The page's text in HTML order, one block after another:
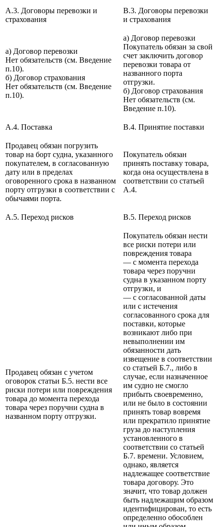
A.3. Договоры перевозки и
страхования
B.3. Договоры перевозки
и страхования
а) Договор перевозки
Нет обязательств (см. Введение
п.10).
б) Договор страхования
Нет обязательств (см. Введение
п.10).
а) Договор перевозки
Покупатель обязан за свой
счет заключить договор
перевозки товара от
названного порта
отгрузки.
б) Договор страхования
Нет обязательств (см.
Введение п.10).
A.4. Поставка B.4. Принятие поставки
Продавец обязан погрузить
товар на борт судна, указанного
покупателем, в согласованную
дату или в пределах
оговоренного срока в названном
порту отгрузки в соответствии с
обычаями порта.
Покупатель обязан
принять поставку товара,
когда она осуществлена в
соответствии со статьей
А.4.
A.5. Переход рисков B.5. Переход рисков
Продавец обязан с учетом
оговорок статьи Б.5. нести все
риски потери или повреждения
товара до момента перехода
товара через поручни судна в
названном порту отгрузки.
Покупатель обязан нести
все риски потери или
повреждения товара
— с момента перехода
товара через поручни
судна в указанном порту
отгрузки, и
— с согласованной даты
или с истечения
согласованного срока для
поставки, которые
возникают либо при
невыполнении им
обязанности дать
извещение в соответствии
со статьей Б.7., либо в
случае, если назначенное
им судно не смогло
прибыть своевременно,
или не было в состоянии
принять товар вовремя
или прекратило принятие
груза до наступления
установленного в
соответствии со статьей
Б.7. времени. Условием,
однако, является
надлежащее соответствие
товара договору. Это
значит, что товар должен
быть надлежащим образом
идентифицирован, то есть
определенно обособлен